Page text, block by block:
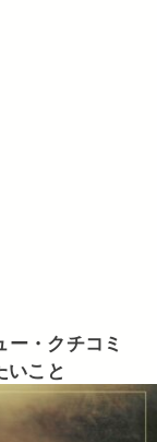
ー・クチコミ
いこと